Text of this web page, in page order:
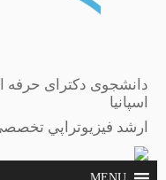
دانشجوی دکترای حرفه
اسپانیا
ارشد فيزيوتراپي